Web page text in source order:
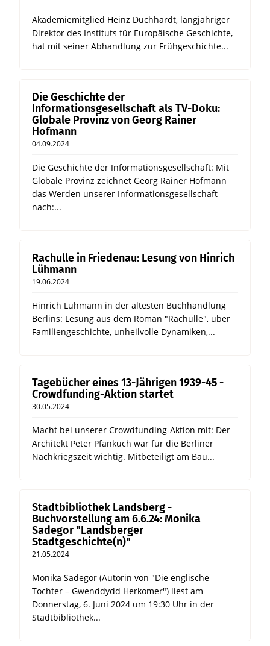
Akademiemitglied Heinz Duchhardt, langjähriger
Direktor des Instituts für Europäische Geschichte,
hat mit seiner Abhandlung zur Frühgeschichte...
Die Geschichte der
Informationsgesellschaft als TV-Doku:
Globale Provinz von Georg Rainer
Hofmann
04.09.2024
Die Geschichte der Informationsgesellschaft: Mit
Globale Provinz zeichnet Georg Rainer Hofmann
das Werden unserer Informationsgesellschaft
nach:...
Rachulle in Friedenau: Lesung von Hinrich
Lühmann
19.06.2024
Hinrich Lühmann in der ältesten Buchhandlung
Berlins: Lesung aus dem Roman "Rachulle", über
Familiengeschichte, unheilvolle Dynamiken,...
Tagebücher eines 13-Jährigen 1939-45 -
Crowdfunding-Aktion startet
30.05.2024
Macht bei unserer Crowdfunding-Aktion mit: Der
Architekt Peter Pfankuch war für die Berliner
Nachkriegszeit wichtig. Mitbeteiligt am Bau...
Stadtbibliothek Landsberg -
Buchvorstellung am 6.6.24: Monika
Sadegor "Landsberger
Stadtgeschichte(n)"
21.05.2024
Monika Sadegor (Autorin von "Die englische
Tochter – Gwenddydd Herkomer") liest am
Donnerstag, 6. Juni 2024 um 19:30 Uhr in der
Stadtbibliothek...